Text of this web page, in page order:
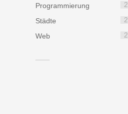
Programmierung
2
Städte
2
Web
2